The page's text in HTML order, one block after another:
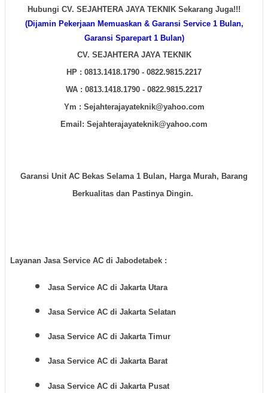
Hubungi CV. SEJAHTERA JAYA TEKNIK Sekarang Juga!!!
(Dijamin Pekerjaan Memuaskan & Garansi Service 1 Bulan,
Garansi Sparepart 1 Bulan)
CV. SEJAHTERA JAYA TEKNIK
HP : 0813.1418.1790 - 0822.9815.2217
WA : 0813.1418.1790 - 0822.9815.2217
Ym : Sejahterajayateknik@yahoo.com
Email: Sejahterajayateknik@yahoo.com
Garansi Unit AC Bekas Selama 1 Bulan, Harga Murah, Barang
Berkualitas dan Pastinya Dingin.
Layanan Jasa Service AC di Jabodetabek :
Jasa Service AC di Jakarta Utara
Jasa Service AC di Jakarta Selatan
Jasa Service AC di Jakarta Timur
Jasa Service AC di Jakarta Barat
Jasa Service AC di Jakarta Pusat